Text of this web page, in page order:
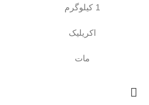
1 کیلوگرم
اکریلیک
مات